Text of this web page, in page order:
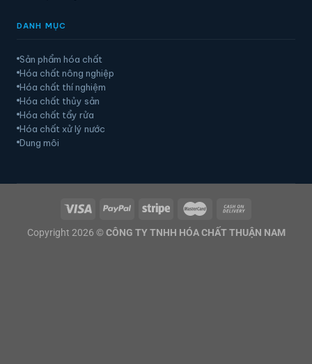
DANH MỤC
Sản phẩm hóa chất
Hóa chất nông nghiệp
Hóa chất thí nghiệm
Hóa chất thủy sản
Hóa chất tẩy rửa
Hóa chất xử lý nước
Dung môi
Copyright 2026 © CÔNG TY TNHH HÓA CHẤT THUẬN NAM